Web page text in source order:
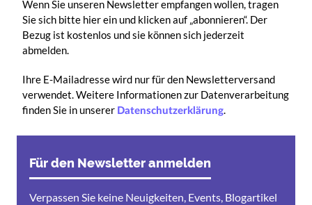
Wenn Sie unseren Newsletter empfangen wollen, tragen
Sie sich bitte hier ein und klicken auf „abonnieren“. Der
Bezug ist kostenlos und sie können sich jederzeit
abmelden.
Ihre E-Mailadresse wird nur für den Newsletterversand
verwendet. Weitere Informationen zur Datenverarbeitung
finden Sie in unserer Datenschutzerklärung.
Für den Newsletter anmelden
Verpassen Sie keine Neuigkeiten, Events, Blogartikel